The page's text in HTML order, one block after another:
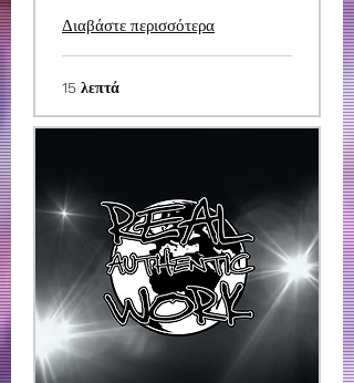
Διαβάστε περισσότερα
15 λεπτά